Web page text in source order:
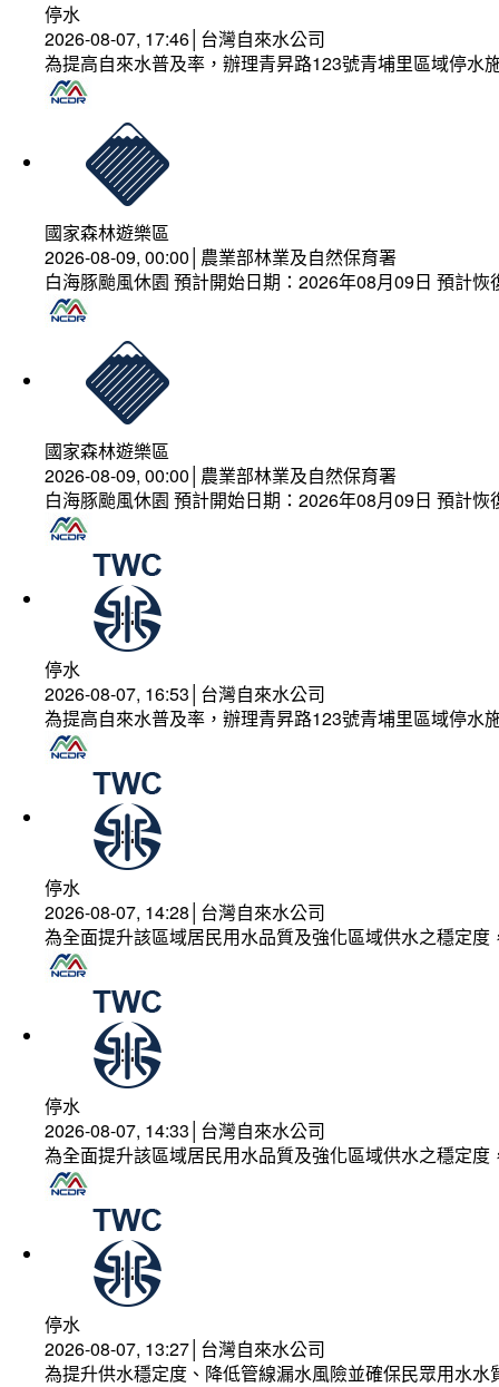
停水
2026-08-07, 17:46│台灣自來水公司
為提高自來水普及率，辦理青昇路123號青埔里區域停水
國家森林遊樂區
2026-08-09, 00:00│農業部林業及自然保育署
白海豚颱風休園 預計開始日期：2026年08月09日 預計
國家森林遊樂區
2026-08-09, 00:00│農業部林業及自然保育署
白海豚颱風休園 預計開始日期：2026年08月09日 預計
停水
2026-08-07, 16:53│台灣自來水公司
為提高自來水普及率，辦理青昇路123號青埔里區域停水
停水
2026-08-07, 14:28│台灣自來水公司
為全面提升該區域居民用水品質及強化區域供水之穩定
停水
2026-08-07, 14:33│台灣自來水公司
為全面提升該區域居民用水品質及強化區域供水之穩定
停水
2026-08-07, 13:27│台灣自來水公司
為提升供水穩定度、降低管線漏水風險並確保民眾用水